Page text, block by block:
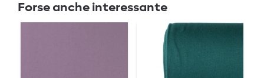
Forse anche interessante